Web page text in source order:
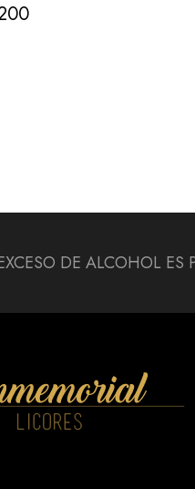
DE ALCOHOL ES